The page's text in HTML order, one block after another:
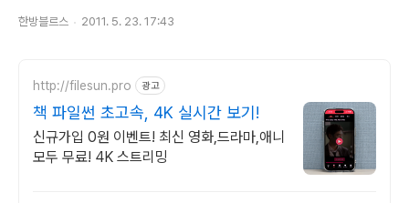
한방블르스 2011. 5. 23. 17:43
http://filesun.pro 광고
책 파일썬 초고속, 4K 실시간 보기!
신규가입 0원 이벤트! 최신 영화,드라마,애니
모두 무료! 4K 스트리밍